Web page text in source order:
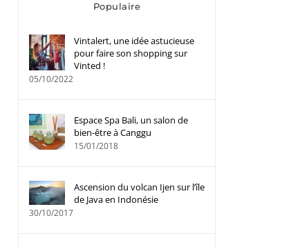
Populaire
Vintalert, une idée astucieuse
pour faire son shopping sur
Vinted !
05/10/2022
Espace Spa Bali, un salon de
bien-être à Canggu
15/01/2018
Ascension du volcan Ijen sur l’île
de Java en Indonésie
30/10/2017